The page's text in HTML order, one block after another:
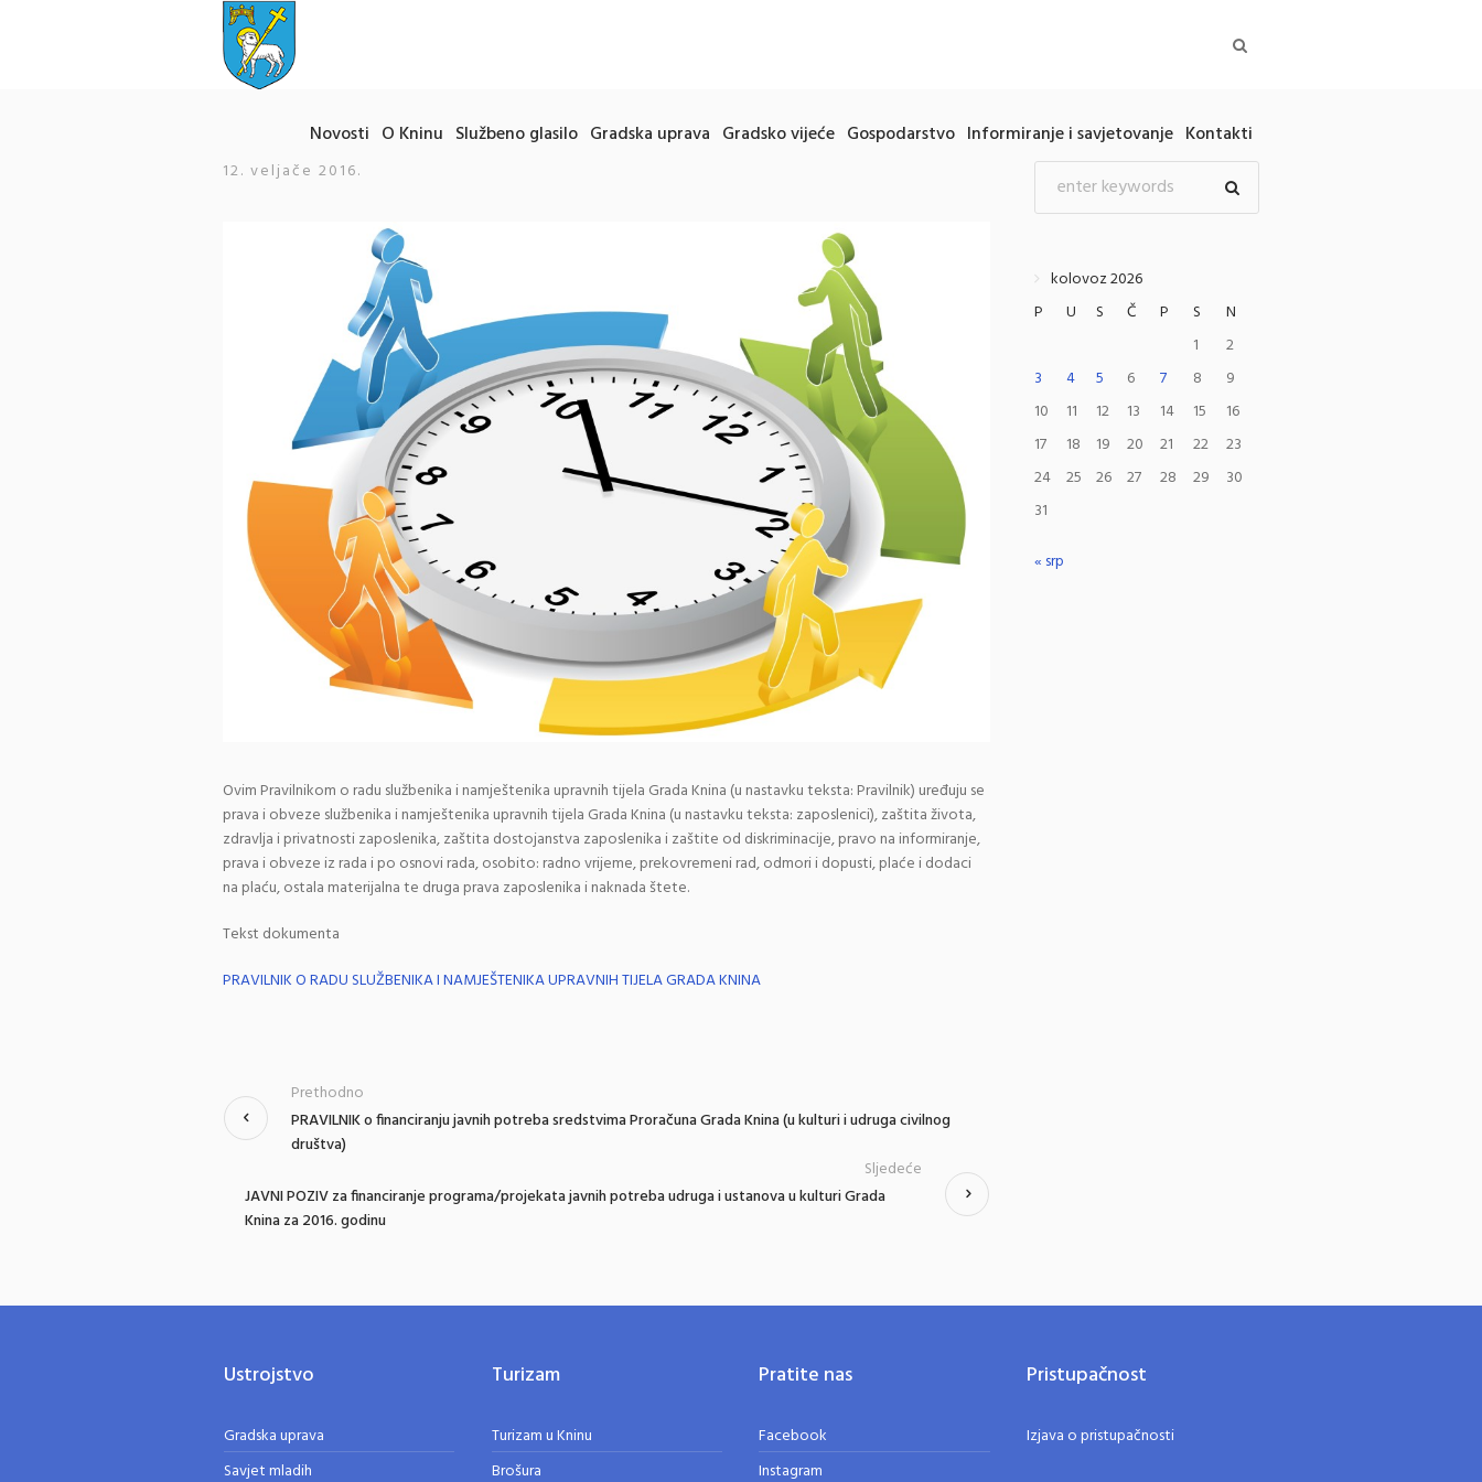
Novosti O Kninu Službeno glasilo Gradska uprava Gradsko vijeće Gospodarstvo Informiranje i savjetovanje Kontakti
12. veljače 2016.
Ovim Pravilnikom o radu službenika i namještenika upravnih tijela Grada Knina (u nastavku teksta: Pravilnik) uređuju se
prava i obveze službenika i namještenika upravnih tijela Grada Knina (u nastavku teksta: zaposlenici), zaštita života,
zdravlja i privatnosti zaposlenika, zaštita dostojanstva zaposlenika i zaštite od diskriminacije, pravo na informiranje,
prava i obveze iz rada i po osnovi rada, osobito: radno vrijeme, prekovremeni rad, odmori i dopusti, plaće i dodaci
na plaću, ostala materijalna te druga prava zaposlenika i naknada štete.
Tekst dokumenta
PRAVILNIK O RADU SLUŽBENIKA I NAMJEŠTENIKA UPRAVNIH TIJELA GRADA KNINA
PRAVILNIK o financiranju javnih potreba sredstvima Proračuna Grada Knina (u kulturi i udruga civilnog
društva)
Prethodno
JAVNI POZIV za financiranje programa/projekata javnih potreba udruga i ustanova u kulturi Grada
Knina za 2016. godinu
Sljedeće
kolovoz 2026
P
U S Č P S
N
1
2
3
4 5 6 7 8
9
10
11 12 13 14 15
16
17
18 19 20 21 22
23
24
25 26 27 28 29
30
31
« srp
Ustrojstvo
Gradska uprava
Savjet mladih
Turizam
Turizam u Kninu
Brošura
Pratite nas
Facebook
Instagram
Pristupačnost
Izjava o pristupačnosti